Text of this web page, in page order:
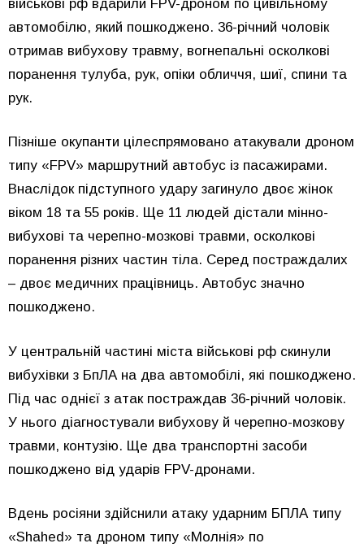
військові рф вдарили FPV-дроном по цивільному
автомобілю, який пошкоджено. 36-річний чоловік
отримав вибухову травму, вогнепальні осколкові
поранення тулуба, рук, опіки обличчя, шиї, спини та
рук.
Пізніше окупанти цілеспрямовано атакували дроном
типу «FPV» маршрутний автобус із пасажирами.
Внаслідок підступного удару загинуло двоє жінок
віком 18 та 55 років. Ще 11 людей дістали мінно-
вибухові та черепно-мозкові травми, осколкові
поранення різних частин тіла. Серед постраждалих
– двоє медичних працівниць. Автобус значно
пошкоджено.
У центральній частині міста військові рф скинули
вибухівки з БпЛА на два автомобілі, які пошкоджено.
Під час однієї з атак постраждав 36-річний чоловік.
У нього діагностували вибухову й черепно-мозкову
травми, контузію. Ще два транспортні засоби
пошкоджено від ударів FPV-дронами.
Вдень росіяни здійснили атаку ударним БПЛА типу
«Shahed» та дроном типу «Молнія» по